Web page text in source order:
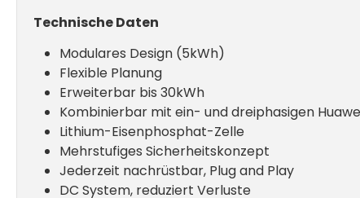
Technische Daten
Modulares Design (5kWh)
Flexible Planung
Erweiterbar bis 30kWh
Kombinierbar mit ein- und dreiphasigen
Lithium-Eisenphosphat-Zelle
Mehrstufiges Sicherheitskonzept
Jederzeit nachrüstbar, Plug and Play
DC System, reduziert Verluste